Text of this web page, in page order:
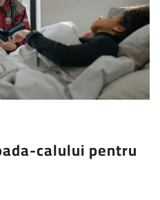
calului pentru